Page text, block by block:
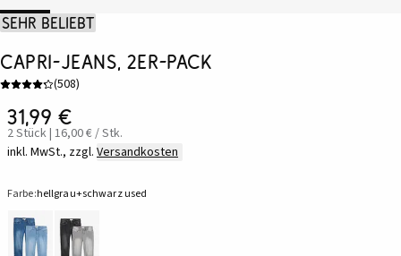
Sehr beliebt
Capri-Jeans, 2er-Pack
(508)
31,99 €
2 Stück | 16,00 € / Stk.
inkl. MwSt., zzgl. Versandkosten
Farbe:hellgrau+schwarz used